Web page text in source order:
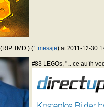
(RIP TMD ) (1 mesaje) at 2011-12-30
#83 LEGOs, "... ce au în